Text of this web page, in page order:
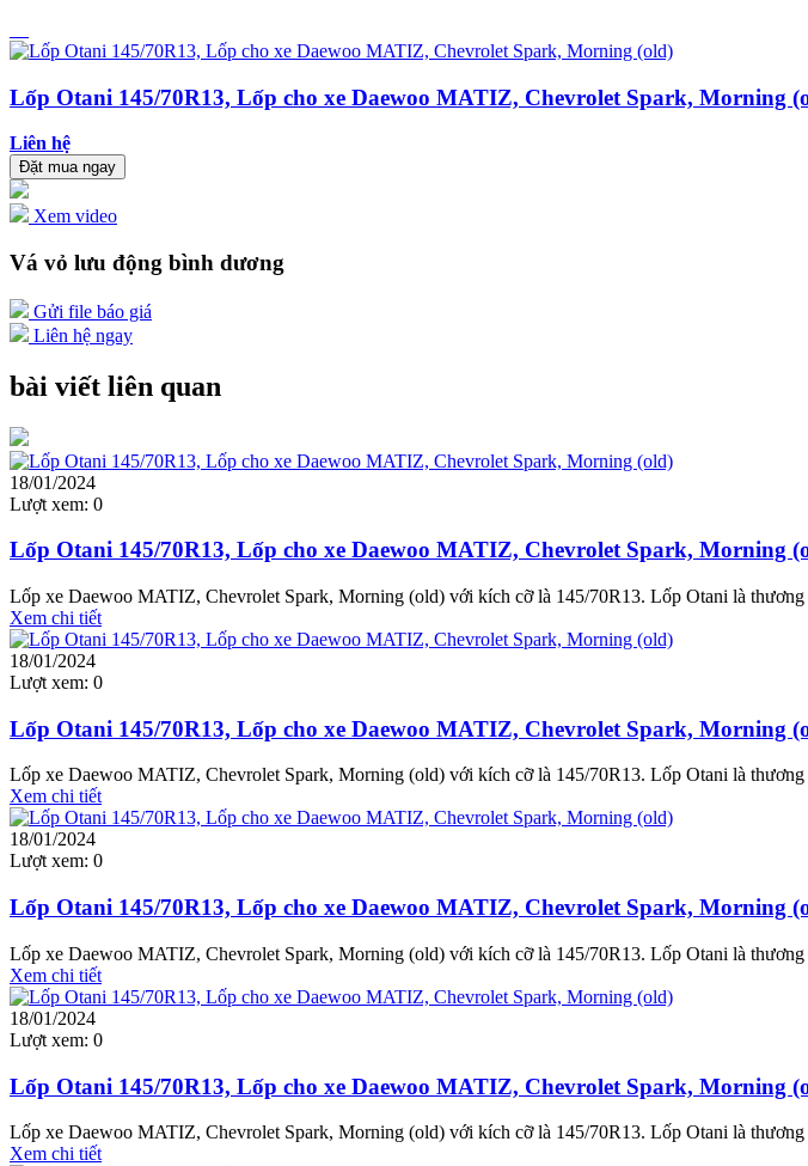
Lốp Otani 145/70R13, Lốp cho xe Daewoo MATIZ, Chevrolet Spark, Morning
Liên hệ
Đặt mua ngay
Xem video
Vá vỏ lưu động bình dương
Gửi file báo giá
Liên hệ ngay
bài viết liên quan
18/01/2024
Lượt xem: 0
Lốp Otani 145/70R13, Lốp cho xe Daewoo MATIZ, Chevrolet Spark, Morning
Lốp xe Daewoo MATIZ, Chevrolet Spark, Morning (old) với kích cỡ là 145/70R13. Lốp Otani là
Xem chi tiết
18/01/2024
Lượt xem: 0
Lốp Otani 145/70R13, Lốp cho xe Daewoo MATIZ, Chevrolet Spark, Morning
Lốp xe Daewoo MATIZ, Chevrolet Spark, Morning (old) với kích cỡ là 145/70R13. Lốp Otani là
Xem chi tiết
18/01/2024
Lượt xem: 0
Lốp Otani 145/70R13, Lốp cho xe Daewoo MATIZ, Chevrolet Spark, Morning
Lốp xe Daewoo MATIZ, Chevrolet Spark, Morning (old) với kích cỡ là 145/70R13. Lốp Otani là
Xem chi tiết
18/01/2024
Lượt xem: 0
Lốp Otani 145/70R13, Lốp cho xe Daewoo MATIZ, Chevrolet Spark, Morning
Lốp xe Daewoo MATIZ, Chevrolet Spark, Morning (old) với kích cỡ là 145/70R13. Lốp Otani là
Xem chi tiết